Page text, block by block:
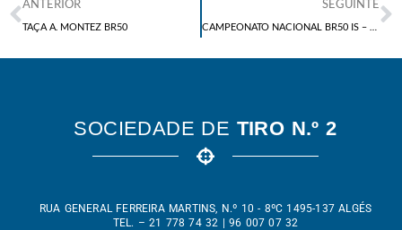
ANTERIOR
TAÇA A. MONTEZ BR50
SEGUINTE
SOCIEDADE DE TIRO N.º 2
RUA GENERAL FERREIRA MARTINS, N.º 10 - 8ºC 1495-137 ALGÉS
TEL. – 21 778 74 32 | 96 007 07 32